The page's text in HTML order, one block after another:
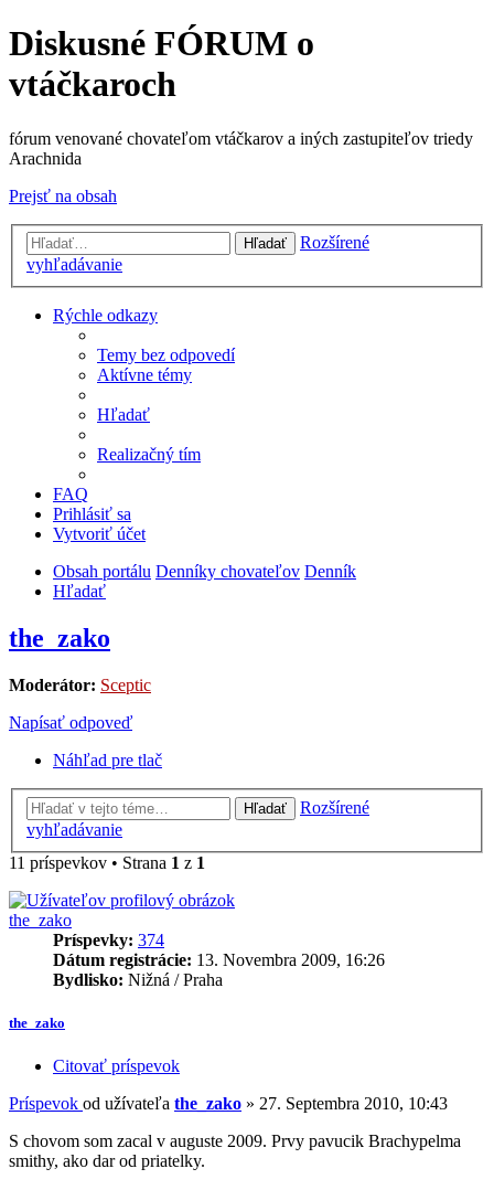
Diskusné FÓRUM o
vtáčkaroch
fórum venované chovateľom vtáčkarov a iných zastupiteľov triedy
Arachnida
Prejsť na obsah
Hľadať
Rozšírené
vyhľadávanie
Rýchle odkazy
Temy bez odpovedí
Aktívne témy
Hľadať
Realizačný tím
FAQ
Prihlásiť sa
Vytvoriť účet
Obsah portálu Denníky chovateľov Denník
Hľadať
the_zako
Moderátor: Sceptic
Napísať odpoveď
Náhľad pre tlač
Hľadať
Rozšírené
vyhľadávanie
11 príspevkov • Strana 1 z 1
the_zako
Príspevky: 374
Dátum registrácie: 13. Novembra 2009, 16:26
Bydlisko: Nižná / Praha
the_zako
Citovať príspevok
Príspevok od užívateľa the_zako » 27. Septembra 2010, 10:43
S chovom som zacal v auguste 2009. Prvy pavucik Brachypelma
smithy, ako dar od priatelky.